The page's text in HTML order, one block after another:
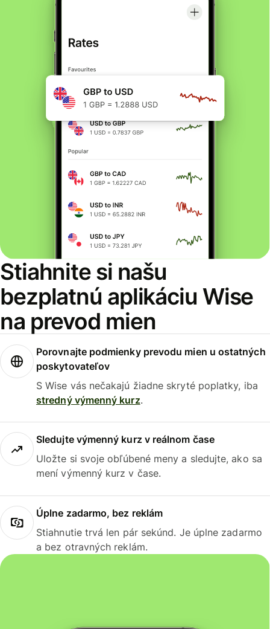
Stiahnite si našu
bezplatnú aplikáciu Wise
na prevod mien
Porovnajte podmienky prevodu mien u ostatných
poskytovateľov
S Wise vás nečakajú žiadne skryté poplatky, iba
stredný výmenný kurz.
Sledujte výmenný kurz v reálnom čase
Uložte si svoje obľúbené meny a sledujte, ako sa
mení výmenný kurz v čase.
Úplne zadarmo, bez reklám
Stiahnutie trvá len pár sekúnd. Je úplne zadarmo
a bez otravných reklám.